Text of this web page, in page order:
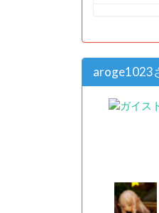
aroge1023